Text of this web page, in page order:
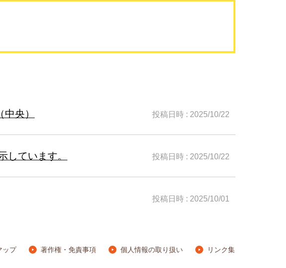
央） 投稿日時 : 2025/10/22
しています。 投稿日時 : 2025/10/22
投稿日時 : 2025/10/01
ップ 著作権・免責事項 個人情報の取り扱い リンク集